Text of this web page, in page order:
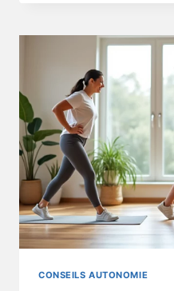
BOUGER
UNE
CONSEILS AUTONOMIE